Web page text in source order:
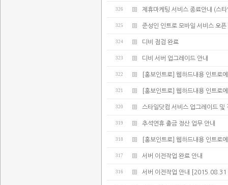
326 제휴마케팅 서비스 종료안내 (스
325 준성인 인트로 모바일 서비스 오픈
324 디비 점검 완료
323 디비 서버 업그레이드 안내
322 [홍보인트로] 웹하드내용 인트로
321 [홍보인트로] 웹하드내용 인트로
320 스타일닷컴 서비스 업그레이드 및
319 추석연휴 출금 정산 업무 안내
318 [홍보인트로] 웹하드내용 인트로
317 서버 이전작업 완료 안내
316 서버 이전작업 안내